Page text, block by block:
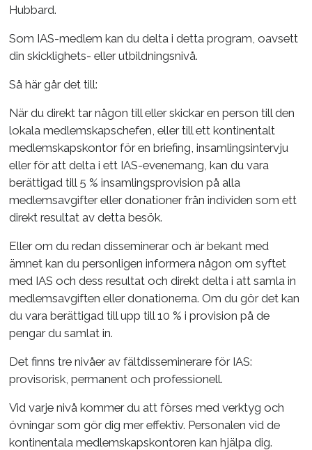
Hubbard.
Som IAS-medlem kan du delta i detta program, oavsett
din skicklighets- eller utbildningsnivå.
Så här går det till:
När du direkt tar någon till eller skickar en person till den
lokala medlemskapschefen, eller till ett kontinentalt
medlemskapskontor för en briefing, insamlingsintervju
eller för att delta i ett IAS-evenemang, kan du vara
berättigad till 5 % insamlingsprovision på alla
medlemsavgifter eller donationer från individen som ett
direkt resultat av detta besök.
Eller om du redan disseminerar och är bekant med
ämnet kan du personligen informera någon om syftet
med IAS och dess resultat och direkt delta i att samla in
medlemsavgiften eller donationerna. Om du gör det kan
du vara berättigad till upp till 10 % i provision på de
pengar du samlat in.
Det finns tre nivåer av fältdisseminerare för IAS:
provisorisk, permanent och professionell.
Vid varje nivå kommer du att förses med verktyg och
övningar som gör dig mer effektiv. Personalen vid de
kontinentala medlemskapskontoren kan hjälpa dig.